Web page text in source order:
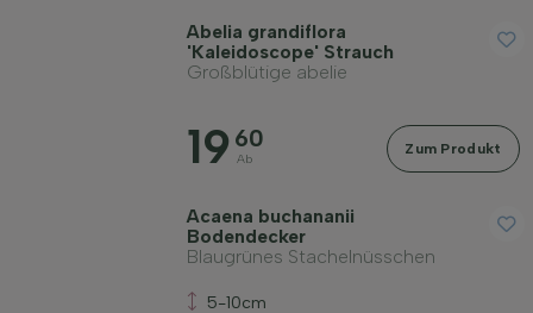
Maximale Höhe (cm)
Abelia grandiflora
'Kaleidoscope' Strauch
Großblütige abelie
19 60
Ab
Zum Produkt
Acaena buchananii
Bodendecker
Blaugrünes Stachelnüsschen
5-10cm